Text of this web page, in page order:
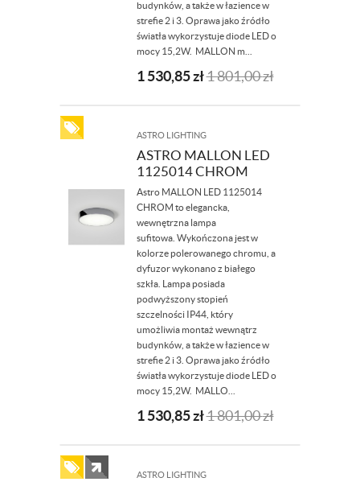
budynków, a także w łazience w
strefie 2 i 3. Oprawa jako źródło
światła wykorzystuje diode LED o
mocy 15,2W. MALLON m...
1 530,85zł1 801,00zł
ASTRO LIGHTING
ASTRO MALLON LED
1125014 CHROM
Astro MALLON LED 1125014
CHROM to elegancka,
wewnętrzna lampa
sufitowa. Wykończona jest w
kolorze polerowanego chromu, a
dyfuzor wykonano z białego
szkła. Lampa posiada
podwyższony stopień
szczelności IP44, który
umożliwia montaż wewnątrz
budynków, a także w łazience w
strefie 2 i 3. Oprawa jako źródło
światła wykorzystuje diode LED o
mocy 15,2W. MALLO...
1 530,85zł1 801,00zł
ASTRO LIGHTING